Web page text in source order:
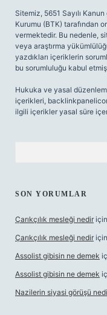
Sitemiz, 5651 Sayılı
Kurumu (BTK) tarafından
vermektedir. Bu nedenle,
veya araştırma
yazdıkları içeriklerin
bu sorumluluğu kabul etmiş
Hukuka ve yasal
içerikleri,
ilgili içerikler yasal süre
SON YORUMLAR
Çarıkçılık mesleği nedir için
Çarıkçılık mesleği nedir için
Assolist gibisin ne demek
Assolist gibisin ne demek
Nazilerin siyasi görüşü